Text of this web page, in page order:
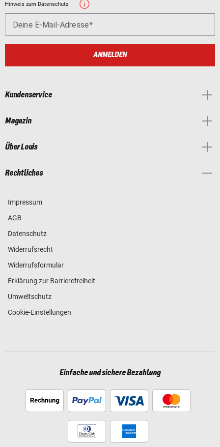
Hinweis zum Datenschutz
Deine E-Mail-Adresse
ANMELDEN
Kundenservice
Magazin
Über Louis
Rechtliches
Impressum
AGB
Datenschutz
Widerrufsrecht
Widerrufsformular
Erklärung zur Barrierefreiheit
Umweltschutz
Cookie-Einstellungen
Einfache und sichere Bezahlung